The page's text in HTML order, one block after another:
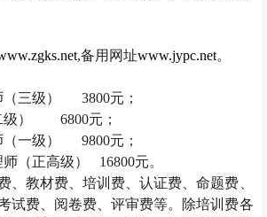
,备用网址www.jypc.net。
三级） 3800元；
） 6800元；
一级） 9800元；
师（正高级） 16800元。
、教材费、培训费、认证费、命题费、
试费、阅卷费、评审费等。除培训费各